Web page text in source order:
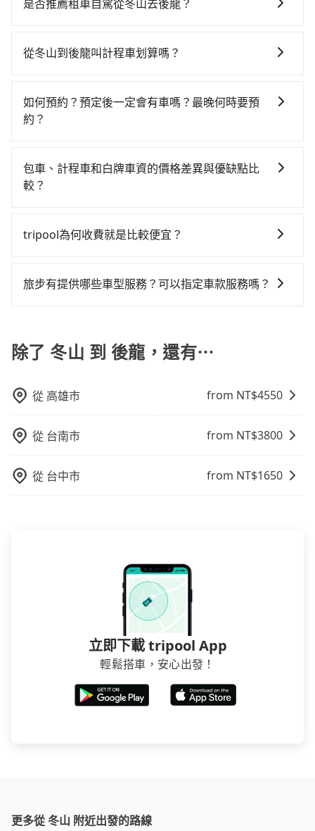
元、車程約70分鐘。抵達高鐵站後，步行進站、現場購
價480元，再用5分鐘出站，最後再根據距離的遠近或者
天候狀況，決定是步行一段路或者搭乘公車抵達最終的
領有合法執照的計程車僅有700多輛，計程車的密度為雙
北的0.9%，換句話說，臨時要叫小黃的難度是雙北大城
繞路。但如果全程使用tripool並到府專車接送，則每人
的交通費，所以對於不是這麼趕時間的人來說，預約
是否推薦租車自駕從冬山去後龍？
時不需要閉目養神（因為要自己開車），最重要的是你
$115~205承租小轎車，每公里再額外加收$3.2，從冬山
到後龍的花費預估為$2,250~2,900（金額差異來自於平
額外的汽車保險與可能的罰單都需自付。再者，和運的
iRent只提供最基本的車型，如Toyota Yaris、Prius C、
最令人詬病的就是車況，打開車門才發現仍有上一組乘
約了時間但上一位用戶卻遲遲尚未歸還，又或者要還車
停靠的地點與你的上下車地點仍有段距離，在遇到下雨
從冬山到後龍叫計程車划算嗎？
灣大車隊、Uber、Line Taxi、Yoxi等，如果在路邊攔不
到車，也可考慮打電話至冬山附近的計程車隊，如羅東
tripool可省高達$1,900。但如果你無法提前預約，或偏
好臨時叫車，那要注意宜蘭縣僅有合法計程車約750輛，
路返回，後龍的計程車更難叫，該縣市僅有約382輛計程
預約，以免當場被坑受騙。綜合以上，無論在價格或服
如何預約？預定後一定會有車嗎？最晚何時要預
約？
輸入上下車地點或地址，三秒內即可查到真實價格，照
著步驟填寫完乘客資料與線上刷卡，訂單即成立。在拿
料，將於乘車前一晚八點透過SMS和EMAIL提供。一旦
一天傍晚五點前仍會收單，最遲如當天下午過後乘車，
包車、計程車和白牌車資的價格差異與優缺點比
較？
包車：優點是搭乘舒適可以根據自己的需求安排時間和
車：優點是24小時隨叫隨到，價格按錶計費，但若遇交
事後也無法申訴退費。
tripool為何收費就是比較便宜？
一次使用tripool的會擔心價格比市價便宜不少，是不是
機也絕對不會在車內吸煙，於新冠肺炎期間也絕對全程
配戴口罩。tripool之所以能將價格壓在市價7~8折的主
車率，也就是提高俗稱「回頭車」的比例。這不僅體現
雙十等）能用更少的司機來服務更多的旅客，意味著使
低，如此便反應在服務品質的控管會更佳。但tripool網
站上的價格是動態的，一般來說越早預訂價格越優，且
旅步有提供哪些車型服務？可以指定車款服務嗎？
有專人回覆您。
除了 冬山 到 後龍，還有⋯
從 高雄市 from NT$4550
從 台南市 from NT$3800
從 台中市 from NT$1650
立即下載 tripool App
輕鬆搭車，安心出發！
更多從 冬山 附近出發的路線